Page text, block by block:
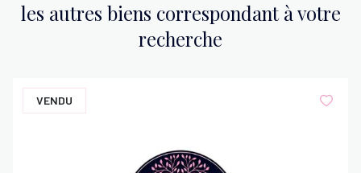
les autres biens correspondant à votre
recherche
VENDU